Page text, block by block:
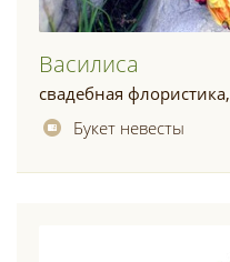
Василиса
свадебная флористика,
Букет невесты